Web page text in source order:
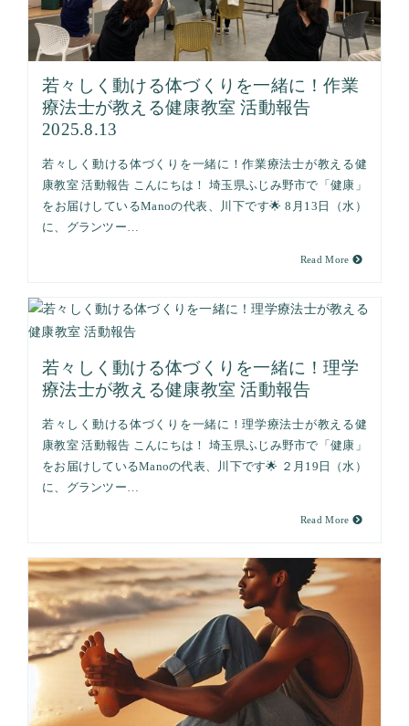
若々しく動ける体づくりを一緒に！作業
療法士が教える健康教室 活動報告
2025.8.13
若々しく動ける体づくりを一緒に！作業療法士が教える健
康教室 活動報告 こんにちは！ 埼玉県ふじみ野市で「健康」
をお届けしているManoの代表、川下です🌟 8月13日（水）
に、グランツー…
Read More
若々しく動ける体づくりを一緒に！理学
療法士が教える健康教室 活動報告
若々しく動ける体づくりを一緒に！理学療法士が教える健
康教室 活動報告 こんにちは！ 埼玉県ふじみ野市で「健康」
をお届けしているManoの代表、川下です🌟 ２月19日（水）
に、グランツー…
Read More